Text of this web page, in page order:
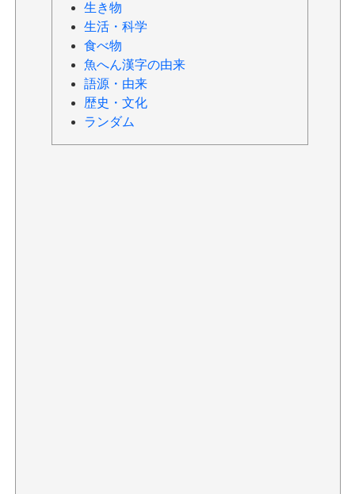
生き物
生活・科学
食べ物
魚へん漢字の由来
語源・由来
歴史・文化
ランダム